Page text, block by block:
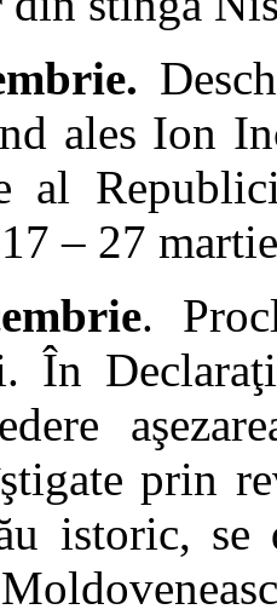
ales Ion
al
– 27
.
În
prin
istoric, se